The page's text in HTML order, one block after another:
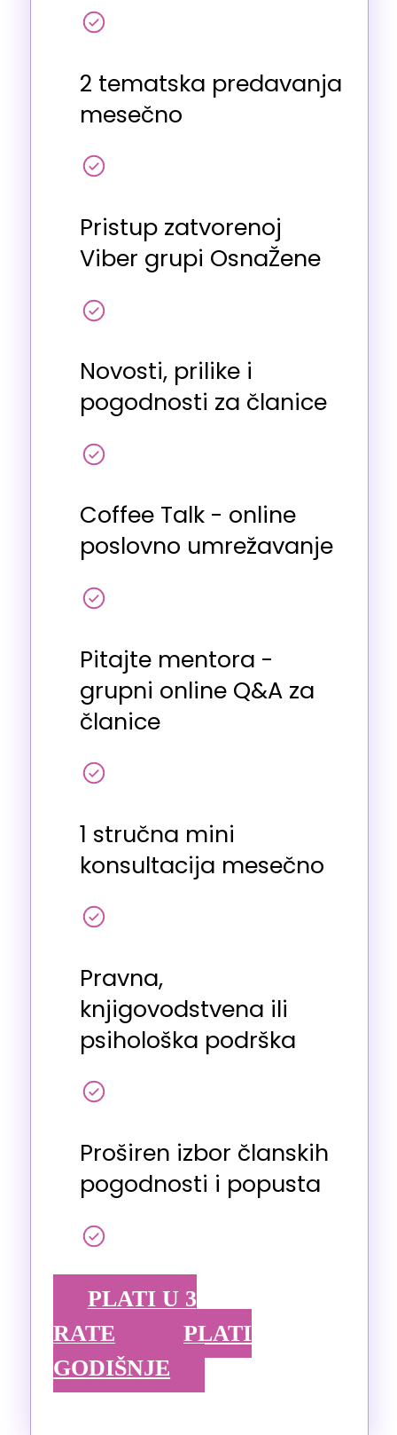
2 tematska predavanja
mesečno
Pristup zatvorenoj
Viber grupi OsnaŽene
Novosti, prilike i
pogodnosti za članice
Coffee Talk - online
poslovno umrežavanje
Pitajte mentora -
grupni online Q&A za
članice
1 stručna mini
konsultacija mesečno
Pravna,
knjigovodstvena ili
psihološka podrška
Proširen izbor članskih
pogodnosti i popusta
PLATI U 3
RATE
PLATI
GODIŠNJE